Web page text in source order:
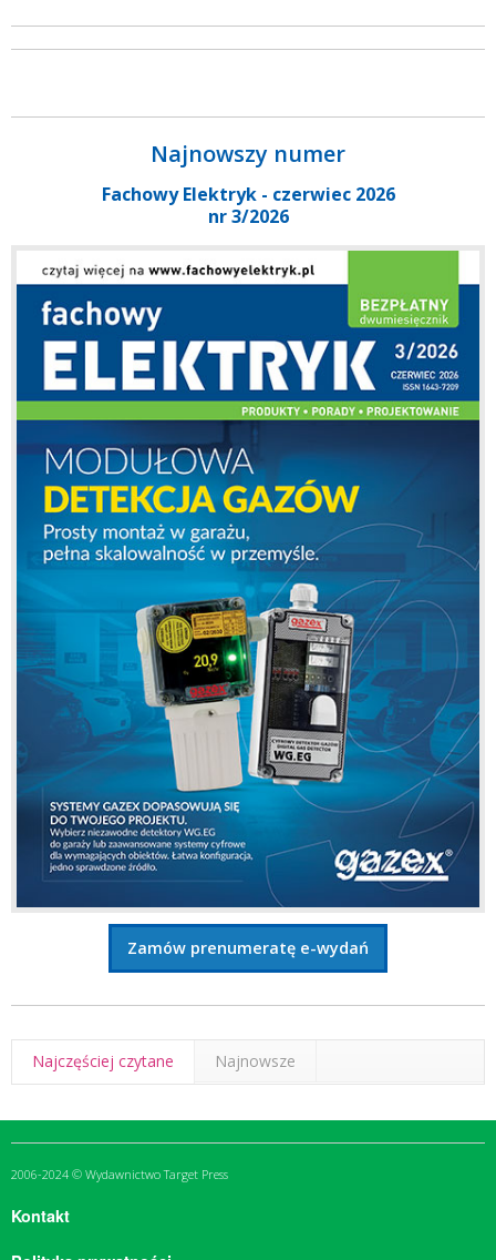
Najnowszy numer
Fachowy Elektryk - czerwiec 2026
nr 3/2026
Zamów prenumeratę e-wydań
Najczęściej czytane Najnowsze
2006-2024 © Wydawnictwo Target Press
Kontakt